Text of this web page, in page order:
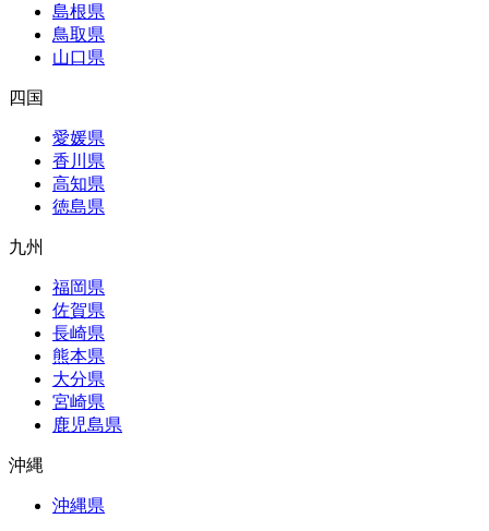
島根県
鳥取県
山口県
四国
愛媛県
香川県
高知県
徳島県
九州
福岡県
佐賀県
長崎県
熊本県
大分県
宮崎県
鹿児島県
沖縄
沖縄県